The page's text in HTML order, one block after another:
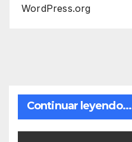
WordPress.org
Continuar leyendo...